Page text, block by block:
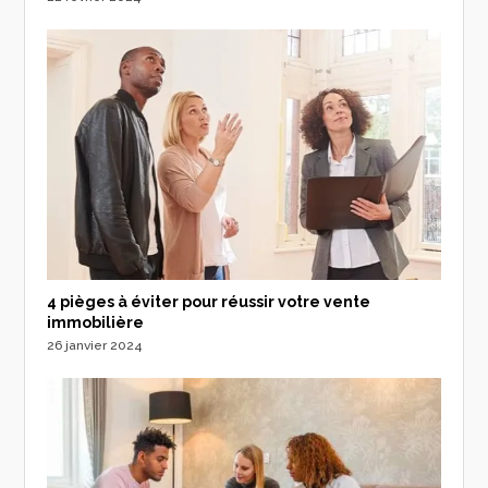
4 pièges à éviter pour réussir votre vente
immobilière
26 janvier 2024